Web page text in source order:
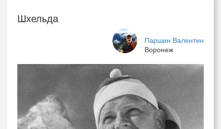
Шхельда
Паршин Валентин
Воронеж